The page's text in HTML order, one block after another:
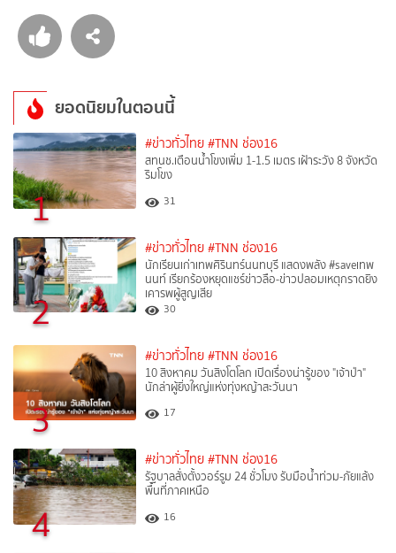
ยอดนิยมในตอนนี้
1
#ข่าวทั่วไทย #TNN ช่อง16
สทนช.เตือนน้ำโขงเพิ่ม 1-1.5 เมตร เฝ้าระวัง 8 จังหวัด
ริมโขง
31
2
#ข่าวทั่วไทย #TNN ช่อง16
นักเรียนเก่าเทพศิรินทร์นนทบุรี แสดงพลัง #saveเทพ
นนท์ เรียกร้องหยุดแชร์ข่าวลือ-ข่าวปลอมเหตุกราดยิง
เคารพผู้สูญเสีย
30
3
#ข่าวทั่วไทย #TNN ช่อง16
10 สิงหาคม วันสิงโตโลก เปิดเรื่องน่ารู้ของ "เจ้าป่า"
นักล่าผู้ยิ่งใหญ่แห่งทุ่งหญ้าสะวันนา
17
4
#ข่าวทั่วไทย #TNN ช่อง16
รัฐบาลสั่งตั้งวอร์รูม 24 ชั่วโมง รับมือน้ำท่วม-ภัยแล้ง
พื้นที่ภาคเหนือ
16